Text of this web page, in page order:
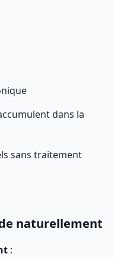
dans la
sans traitement
naturellement
: